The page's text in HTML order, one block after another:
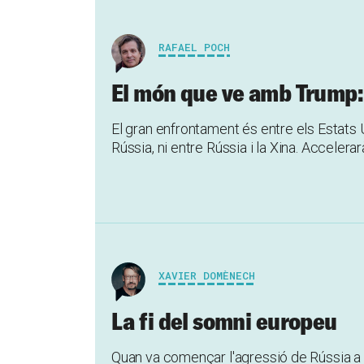
RAFAEL POCH
El món que ve amb
El gran enfrontament és entre els Estats
Rússia, ni entre Rússia i la Xina.
XAVIER DOMÈNECH
La fi del somni europeu
Quan va començar l'agressió de Rússia